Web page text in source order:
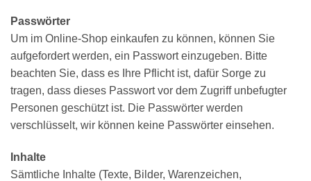
Passwörter
Um im Online-Shop einkaufen zu können, können Sie
aufgefordert werden, ein Passwort einzugeben. Bitte
beachten Sie, dass es Ihre Pflicht ist, dafür Sorge zu
tragen, dass dieses Passwort vor dem Zugriff unbefugter
Personen geschützt ist. Die Passwörter werden
verschlüsselt, wir können keine Passwörter einsehen.
Inhalte
Sämtliche Inhalte (Texte, Bilder, Warenzeichen,